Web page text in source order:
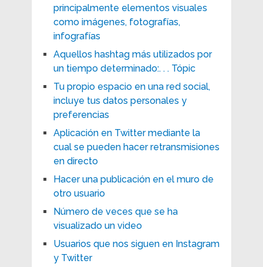
principalmente elementos visuales
como imágenes, fotografías,
infografías
Aquellos hashtag más utilizados por
un tiempo determinado:. . . Tópic
Tu propio espacio en una red social,
incluye tus datos personales y
preferencias
Aplicación en Twitter mediante la
cual se pueden hacer retransmisiones
en directo
Hacer una publicación en el muro de
otro usuario
Número de veces que se ha
visualizado un video
Usuarios que nos siguen en Instagram
y Twitter